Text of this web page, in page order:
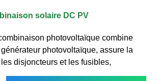
solaire DC PV
photovoltaïque combine
générateur photovoltaïque, assure la
disjoncteurs et les fusibles,